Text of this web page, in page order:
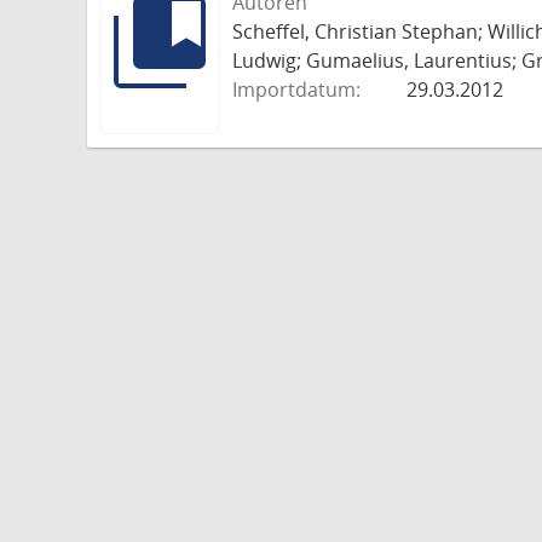
Scheffel, Christian Stephan;
Ludwig; Gumaelius, Laurentius;
Importdatum:
29.03.2012